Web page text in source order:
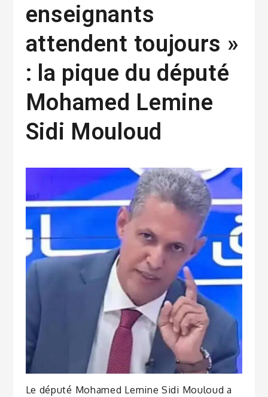
enseignants
attendent toujours »
: la pique du député
Mohamed Lemine
Sidi Mouloud
Le député Mohamed Lemine Sidi Mouloud a